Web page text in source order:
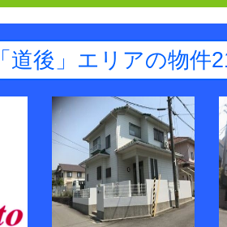
「道後」エリアの物件